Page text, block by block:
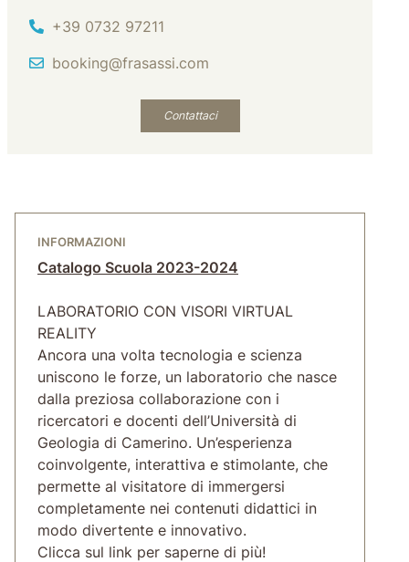
Tel.
+39 0732 97211
Email
booking@frasassi.com
Contattaci
INFORMAZIONI
Catalogo Scuola 2023-2024
LABORATORIO CON VISORI VIRTUAL
REALITY
Ancora una volta tecnologia e scienza
uniscono le forze, un laboratorio che nasce
dalla preziosa collaborazione con i
ricercatori e docenti dell’Università di
Geologia di Camerino. Un’esperienza
coinvolgente, interattiva e stimolante, che
permette al visitatore di immergersi
completamente nei contenuti didattici in
modo divertente e innovativo.
Clicca sul link per saperne di più!